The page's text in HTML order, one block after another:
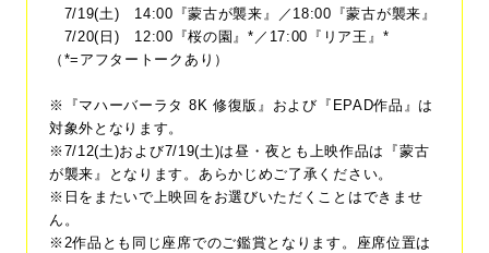
7/19(土) 14:00『蒙古が襲来』／18:00『蒙古が襲来』
7/20(日) 12:00『桜の園』*／17:00『リア王』*
（*=アフタートークあり）
※『マハーバーラタ 8K 修復版』および『EPAD作品』は
対象外となります。
※7/12(土)および7/19(土)は昼・夜とも上映作品は『蒙古
が襲来』となります。あらかじめご了承ください。
※日をまたいで上映回をお選びいただくことはできませ
ん。
※2作品とも同じ座席でのご鑑賞となります。座席位置は